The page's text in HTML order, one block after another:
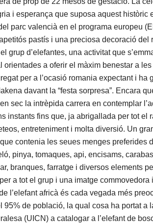
i esperança que suposa aquest històric
parc valencià en el programa europeu
pastís i una preciosa decoració del
grup d’elefantes, una activitat que
orientades a oferir el màxim benestar a
per a l’ocasió romania expectant i ha
davant la “festa sorpresa”. Encara
sec la intrèpida carrera en contemplar
instants fins que, ja abrigallada per tot el
entreteniment i molta diversió. Un
contenia les seues menges preferides
pinya, tomaques, api, encisams,
branques, farratge i diversos elements
a tot el grup i una imatge
l’elefant africà és cada vegada més
95% de població, la qual cosa ha portat a
(UICN) a catalogar a l’elefant de